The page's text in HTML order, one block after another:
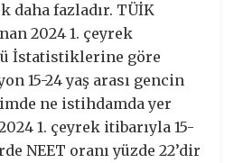
daha fazladır. TÜİK
2024 1. çeyrek
İstatistiklerine göre
15-24 yaş arası gencin
ne istihdamda yer
1. çeyrek itibarıyla 15-
NEET oranı yüzde 22’dir